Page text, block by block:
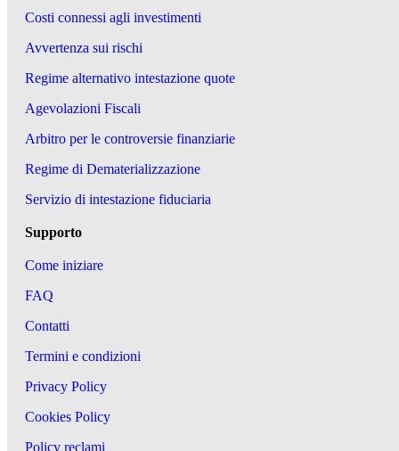
Costi connessi agli investimenti
Avvertenza sui rischi
Regime alternativo intestazione quote
Agevolazioni Fiscali
Arbitro per le controversie finanziarie
Regime di Dematerializzazione
Servizio di intestazione fiduciaria
Supporto
Come iniziare
FAQ
Contatti
Termini e condizioni
Privacy Policy
Cookies Policy
Policy reclami